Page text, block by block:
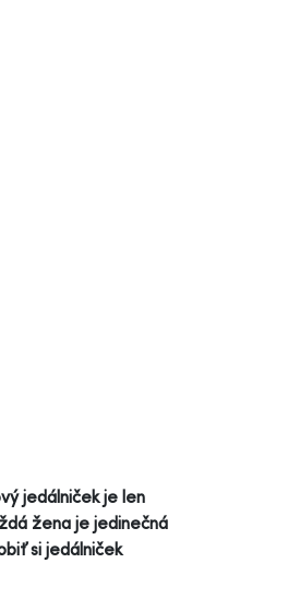
jedálniček je len
žena je jedinečná
si jedálniček